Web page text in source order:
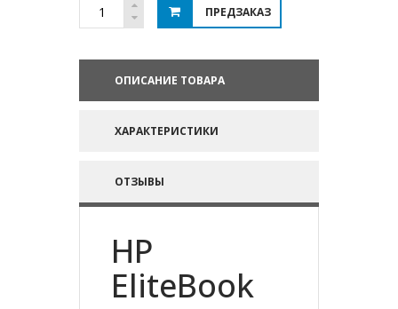
ПРЕДЗАКАЗ
ОПИСАНИЕ ТОВАРА
ХАРАКТЕРИСТИКИ
ОТЗЫВЫ
HP
EliteBook